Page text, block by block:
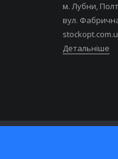
м. Лубни,
вул.
Детальніше